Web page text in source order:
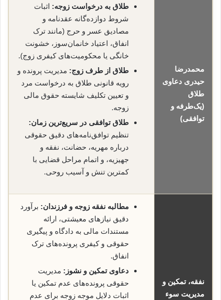
محمدرضا
حیدری دعاوی
طلاق
(یک‌طرفه و
توافقی)
طلاق به درخواست زوجه: اثبات
شروط دوازده‌گانه عقدنامه و
مصادیق عسر و حرج (مانند ترک
انفاق، اعتیاد خانمان‌سوز، خشونت
خانگی یا محکومیت‌های کیفری زوج).
طلاق از طرف زوج: مدیریت پرونده و
رویه قانونی طلاق به درخواست مرد
و تعیین تکلیف شایسته حقوق مالی
زوجه.
طلاق توافقی در سریع‌ترین زمان:
تنظیم توافق‌نامه‌های دقیق حقوقی
درباره مهریه، حضانت، نفقه و
جهیزیه، و اتمام مراحل قضایی با
کمترین تنش و آسیب روحی.
نفقه، تمکین و
مدیریت سوء
مطالبه نفقه زوجه و فرزندان: برآورد
دقیق نیازهای معیشتی، ارائه
مستندات مالی به دادگاه و پیگیری
حقوقی و کیفری پرونده‌های ترک
انفاق.
دعاوی تمکین و نشوز: مدیریت
حقوقی پرونده‌های عدم تمکین یا
اثبات دلایل موجه زوجه برای عدم